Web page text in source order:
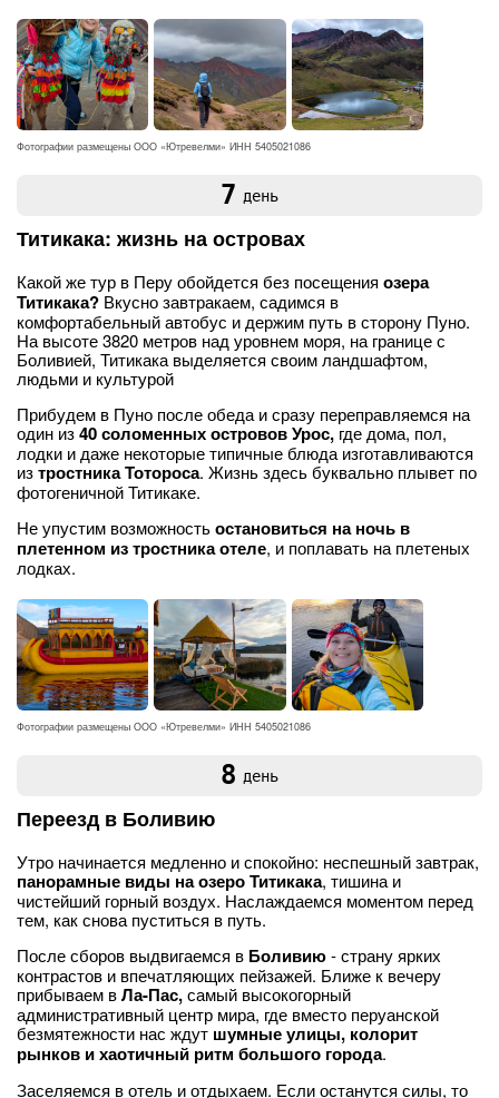
Фотографии размещены ООО «Ютревелми» ИНН 5405021086
7 день
Титикака: жизнь на островах
Какой же тур в Перу обойдется без посещения озера
Титикака? Вкусно завтракаем, садимся в
комфортабельный автобус и держим путь в сторону Пуно.
На высоте 3820 метров над уровнем моря, на границе с
Боливией, Титикака выделяется своим ландшафтом,
людьми и культурой
Прибудем в Пуно после обеда и сразу переправляемся на
один из40 соломенных островов Урос, где дома, пол,
лодки и даже некоторые типичные блюда изготавливаются
изтростника Тотороса. Жизнь здесь буквально плывет по
фотогеничной Титикаке.
Не упустим возможностьостановиться на ночь в
плетенном из тростника отеле, и поплавать на плетеных
лодках.
Фотографии размещены ООО «Ютревелми» ИНН 5405021086
8 день
Переезд в Боливию
Утро начинается медленно и спокойно: неспешный завтрак,
панорамные виды на озеро Титикака, тишина и
чистейший горный воздух. Наслаждаемся моментом перед
тем, как снова пуститься в путь.
После сборов выдвигаемся в Боливию- страну ярких
контрастов и впечатляющих пейзажей. Ближе к вечеру
прибываем вЛа-Пас,самый высокогорный
административный центр мира, где вместо перуанской
безмятежности нас ждут шумные улицы, колорит
рынков и хаотичный ритм большого города.
Заселяемся в отель и отдыхаем. Если останутся силы, то